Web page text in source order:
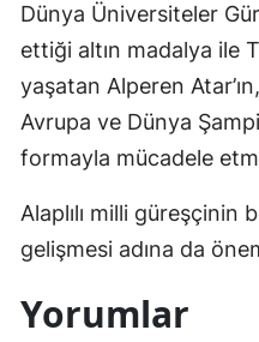
Dünya Üniversiteler
ettiği altın madalya ile
yaşatan Alperen
Avrupa ve Dünya
formayla mücadele
Alaplılı milli güreşçinin
gelişmesi adına da
Yorumlar